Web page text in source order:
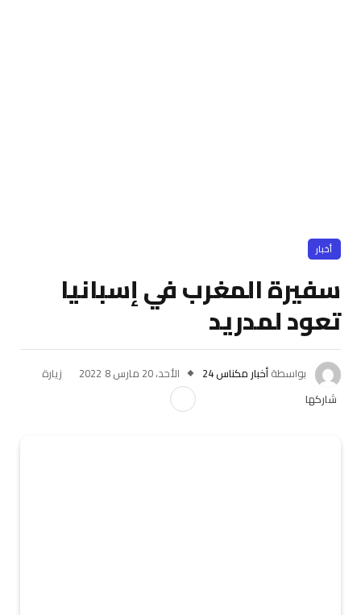
أخبار
سفيرة المغرب في إسبانيا
تعود لمدريد
بواسطةأخبار مكناس 24 الأحد، 20 مارس 2022 8
زيارة
شاركها